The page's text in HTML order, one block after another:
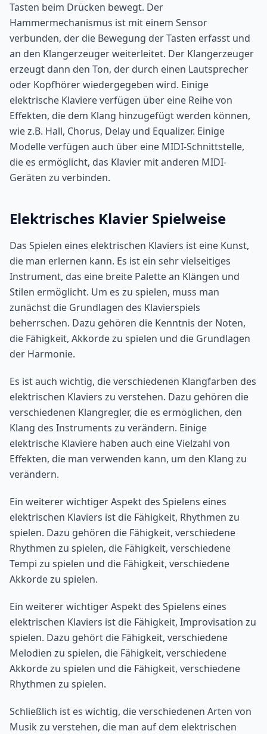
Tasten beim Drücken bewegt. Der
Hammermechanismus ist mit einem Sensor
verbunden, der die Bewegung der Tasten erfasst und
an den Klangerzeuger weiterleitet. Der Klangerzeuger
erzeugt dann den Ton, der durch einen Lautsprecher
oder Kopfhörer wiedergegeben wird. Einige
elektrische Klaviere verfügen über eine Reihe von
Effekten, die dem Klang hinzugefügt werden können,
wie z.B. Hall, Chorus, Delay und Equalizer. Einige
Modelle verfügen auch über eine MIDI-Schnittstelle,
die es ermöglicht, das Klavier mit anderen MIDI-
Geräten zu verbinden.
Elektrisches Klavier Spielweise
Das Spielen eines elektrischen Klaviers ist eine Kunst,
die man erlernen kann. Es ist ein sehr vielseitiges
Instrument, das eine breite Palette an Klängen und
Stilen ermöglicht. Um es zu spielen, muss man
zunächst die Grundlagen des Klavierspiels
beherrschen. Dazu gehören die Kenntnis der Noten,
die Fähigkeit, Akkorde zu spielen und die Grundlagen
der Harmonie.
Es ist auch wichtig, die verschiedenen Klangfarben des
elektrischen Klaviers zu verstehen. Dazu gehören die
verschiedenen Klangregler, die es ermöglichen, den
Klang des Instruments zu verändern. Einige
elektrische Klaviere haben auch eine Vielzahl von
Effekten, die man verwenden kann, um den Klang zu
verändern.
Ein weiterer wichtiger Aspekt des Spielens eines
elektrischen Klaviers ist die Fähigkeit, Rhythmen zu
spielen. Dazu gehören die Fähigkeit, verschiedene
Rhythmen zu spielen, die Fähigkeit, verschiedene
Tempi zu spielen und die Fähigkeit, verschiedene
Akkorde zu spielen.
Ein weiterer wichtiger Aspekt des Spielens eines
elektrischen Klaviers ist die Fähigkeit, Improvisation zu
spielen. Dazu gehört die Fähigkeit, verschiedene
Melodien zu spielen, die Fähigkeit, verschiedene
Akkorde zu spielen und die Fähigkeit, verschiedene
Rhythmen zu spielen.
Schließlich ist es wichtig, die verschiedenen Arten von
Musik zu verstehen, die man auf dem elektrischen